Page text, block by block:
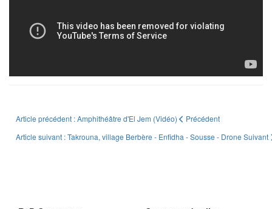
Article précédent : Amphithéâtre d'El Jem (Vidéo)
Précédent
Article suivant : Takrouna, village Berbère - Enfidha - Sousse - Drone Suivant